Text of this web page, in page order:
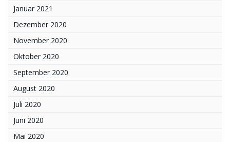
Januar 2021
Dezember 2020
November 2020
Oktober 2020
September 2020
August 2020
Juli 2020
Juni 2020
Mai 2020